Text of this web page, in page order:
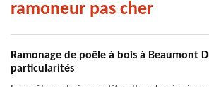
ramoneur pas cher
Ramonage de poêle à bois à Beaumont
particularités